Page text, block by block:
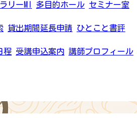
リーMI 多目的ホール セミナー室
貸出期間延長申請 ひとこと書評
程 受講申込案内 講師プロフィール